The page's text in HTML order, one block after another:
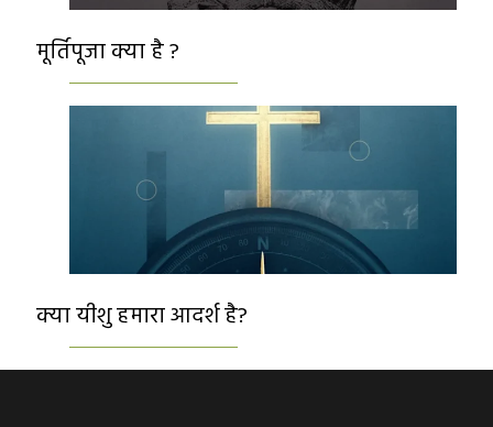
मूर्तिपूजा क्या है ?
क्या यीशु हमारा आदर्श है?